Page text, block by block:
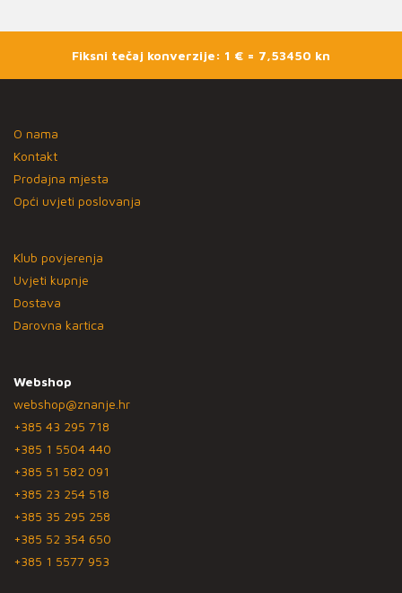
Fiksni tečaj konverzije: 1 € = 7,53450 kn
O nama
Kontakt
Prodajna mjesta
Opći uvjeti poslovanja
Klub povjerenja
Uvjeti kupnje
Dostava
Darovna kartica
Webshop
webshop@znanje.hr
+385 43 295 718
+385 1 5504 440
+385 51 582 091
+385 23 254 518
+385 35 295 258
+385 52 354 650
+385 1 5577 953